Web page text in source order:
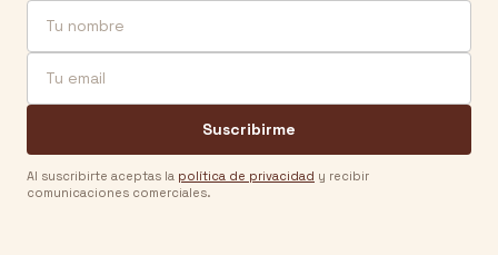
Suscribirme
Al suscribirte aceptas la política de privacidad y recibir
comunicaciones comerciales.